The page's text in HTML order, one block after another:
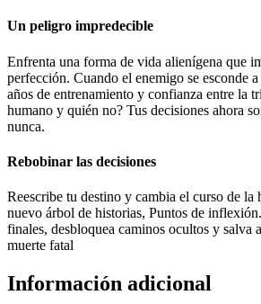
Un peligro impredecible
Enfrenta una forma de vida alienígena que
perfección. Cuando el enemigo se esconde
años de entrenamiento y confianza entre la
humano y quién no? Tus decisiones ahora
nunca.
Rebobinar las decisiones
Reescribe tu destino y cambia el curso de la
nuevo árbol de historias, Puntos de
finales, desbloquea caminos ocultos y salva
muerte fatal
Información adicional